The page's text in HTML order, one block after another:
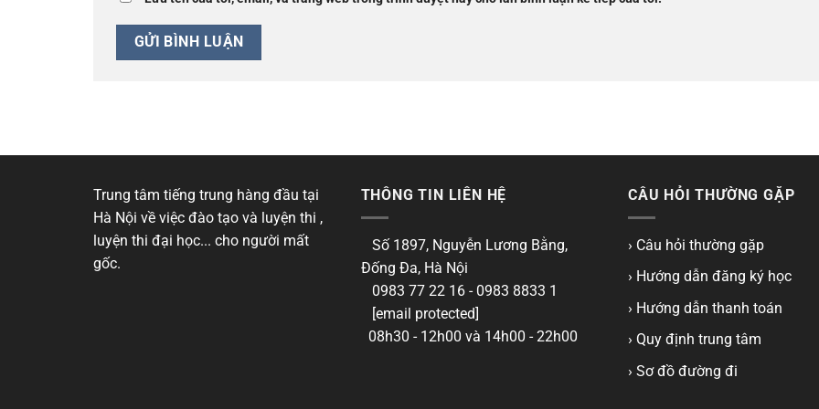
Trung tâm tiếng trung hàng đầu tại
Hà Nội về việc đào tạo và luyện thi ,
luyện thi đại học... cho người mất
gốc.
THÔNG TIN LIÊN HỆ
Số 1897, Nguyễn Lương Bằng,
Đống Đa, Hà Nội
0983 77 22 16 - 0983 8833 1
[email protected]
08h30 - 12h00 và 14h00 - 22h00
CÂU HỎI THƯỜNG GẶP
› Câu hỏi thường gặp
› Hướng dẫn đăng ký học
› Hướng dẫn thanh toán
› Quy định trung tâm
› Sơ đồ đường đi